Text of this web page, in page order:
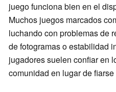
juego funciona bien en el
Muchos juegos marcados
luchando con problemas de
de fotogramas o estabilidad
jugadores suelen confiar en
comunidad en lugar de